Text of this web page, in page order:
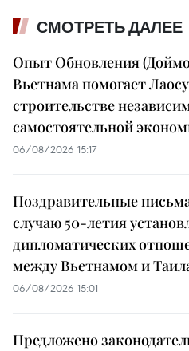
СМОТРЕТЬ ДАЛЕЕ
Опыт Обновления
Вьетнама помогает
строительстве
самостоятельной
06/08/2026 15:17
Поздравительные
случаю 50-летия
дипломатических
между Вьетнамом и
06/08/2026 15:01
Предложено